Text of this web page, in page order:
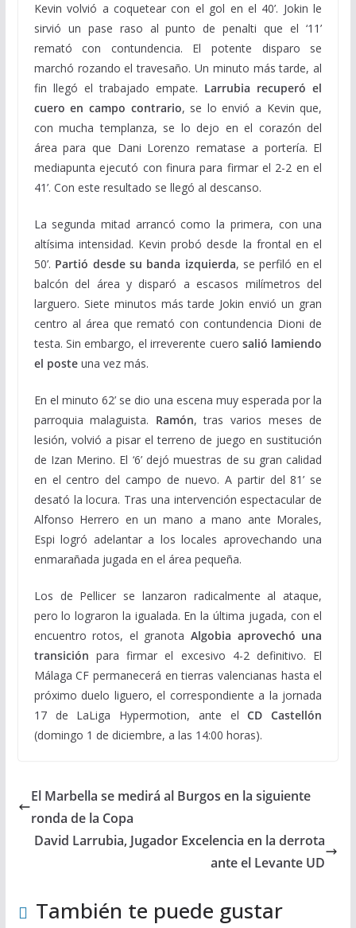
Kevin volvió a coquetear con el gol en el 40’. Jokin le
sirvió un pase raso al punto de penalti que el ‘11’
remató con contundencia. El potente disparo se
marchó rozando el travesaño. Un minuto más tarde, al
fin llegó el trabajado empate. Larrubia recuperó el
cuero en campo contrario, se lo envió a Kevin que,
con mucha templanza, se lo dejo en el corazón del
área para que Dani Lorenzo rematase a portería. El
mediapunta ejecutó con finura para firmar el 2-2 en el
41’. Con este resultado se llegó al descanso.
La segunda mitad arrancó como la primera, con una
altísima intensidad. Kevin probó desde la frontal en el
50’. Partió desde su banda izquierda, se perfiló en el
balcón del área y disparó a escasos milímetros del
larguero. Siete minutos más tarde Jokin envió un gran
centro al área que remató con contundencia Dioni de
testa. Sin embargo, el irreverente cuero salió lamiendo
el posteuna vez más.
En el minuto 62’ se dio una escena muy esperada por la
parroquia malaguista. Ramón, tras varios meses de
lesión, volvió a pisar el terreno de juego en sustitución
de Izan Merino. El ‘6’ dejó muestras de su gran calidad
en el centro del campo de nuevo. A partir del 81’ se
desató la locura. Tras una intervención espectacular de
Alfonso Herrero en un mano a mano ante Morales,
Espi logró adelantar a los locales aprovechando una
enmarañada jugada en el área pequeña.
Los de Pellicer se lanzaron radicalmente al ataque,
pero lo lograron la igualada. En la última jugada, con el
encuentro rotos, el granotaAlgobia aprovechó una
transición para firmar el excesivo 4-2 definitivo. El
Málaga CF permanecerá en tierras valencianas hasta el
próximo duelo liguero, el correspondiente a la jornada
17 de LaLiga Hypermotion, ante elCD Castellón
(domingo 1 de diciembre, a las 14:00 horas).
El Marbella se medirá al Burgos en la siguiente
ronda de la Copa
David Larrubia, Jugador Excelencia en la derrota
ante el Levante UD
También te puede gustar